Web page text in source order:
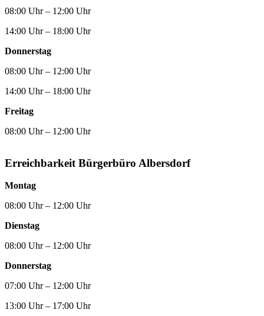
08:00 Uhr – 12:00 Uhr
14:00 Uhr – 18:00 Uhr
Donnerstag
08:00 Uhr – 12:00 Uhr
14:00 Uhr – 18:00 Uhr
Freitag
08:00 Uhr – 12:00 Uhr
Erreichbarkeit Bürgerbüro Albersdorf
Montag
08:00 Uhr – 12:00 Uhr
Dienstag
08:00 Uhr – 12:00 Uhr
Donnerstag
07:00 Uhr – 12:00 Uhr
13:00 Uhr – 17:00 Uhr